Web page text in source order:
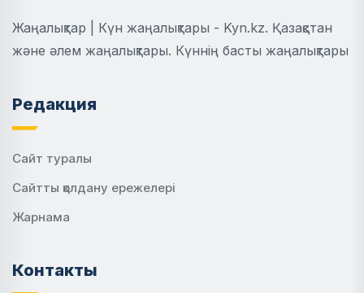
Жаңалықтар | Күн жаңалықтары - Kyn.kz. Қазақстан
және әлем жаңалықтары. Күннің басты жаңалықтары
Редакция
Сайт туралы
Сайтты қолдану ережелері
Жарнама
Контакты